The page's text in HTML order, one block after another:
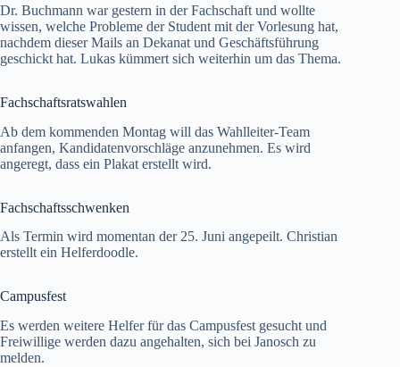
Dr. Buchmann war gestern in der Fachschaft und wollte
wissen, welche Probleme der Student mit der Vorlesung hat,
nachdem dieser Mails an Dekanat und Geschäftsführung
geschickt hat. Lukas kümmert sich weiterhin um das Thema.
Fachschaftsratswahlen
Ab dem kommenden Montag will das Wahlleiter-Team
anfangen, Kandidatenvorschläge anzunehmen. Es wird
angeregt, dass ein Plakat erstellt wird.
Fachschaftsschwenken
Als Termin wird momentan der 25. Juni angepeilt. Christian
erstellt ein Helferdoodle.
Campusfest
Es werden weitere Helfer für das Campusfest gesucht und
Freiwillige werden dazu angehalten, sich bei Janosch zu
melden.